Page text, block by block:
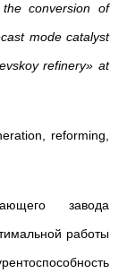
conversion of
mode catalyst
refinery» at
reforming,
завода
работы